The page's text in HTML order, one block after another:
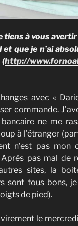
tiens à vous
que je n’ai
(http://
avec «
commande.
ne me
à l’étranger
n’est pas mon
pas mal de
sites, la
sont tous bons,
de pied).
le